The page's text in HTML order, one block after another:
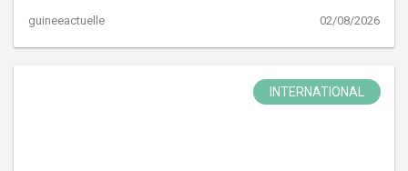
guineeactuelle 02/08/2026
INTERNATIONAL